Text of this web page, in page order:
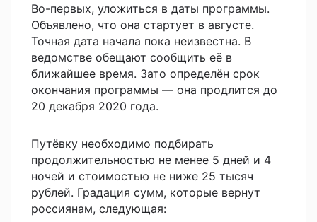
Во-первых, уложиться в даты программы.
Объявлено, что она стартует в августе.
Точная дата начала пока неизвестна. В
ведомстве обещают сообщить её в
ближайшее время. Зато определён срок
окончания программы — она продлится до
20 декабря 2020 года.
Путёвку необходимо подбирать
продолжительностью не менее 5 дней и 4
ночей и стоимостью не ниже 25 тысяч
рублей. Градация сумм, которые вернут
россиянам, следующая: